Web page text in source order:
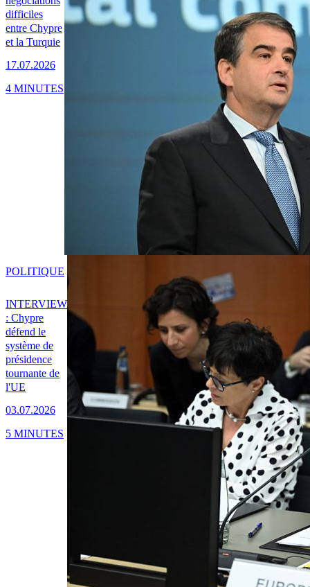
difficiles
entre Chypre
et la Turquie
17.07.2026
4 MINUTES
INTERVIEW
: Chypre
défend le
système de
présidence
tournante de
l'UE
03.07.2026
POLITIQUE
5 MINUTES